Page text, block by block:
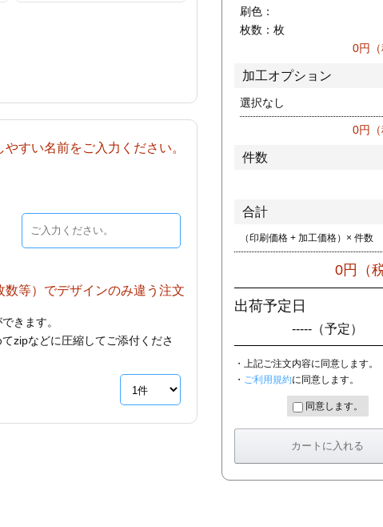
すい名前をご入力ください。
等）でデザインのみ違う注文
きます。
zipなどに圧縮してご添付くださ
刷色：
枚数： 枚
0円（
加工オプション
選択なし
0円（
件数
合計
（印刷価格 + 加工価格）× 件数
0円（
出荷予定日
----- （予定）
・上記ご注文内容に同意します。
・ ご利用規約に同意します。
同意します。